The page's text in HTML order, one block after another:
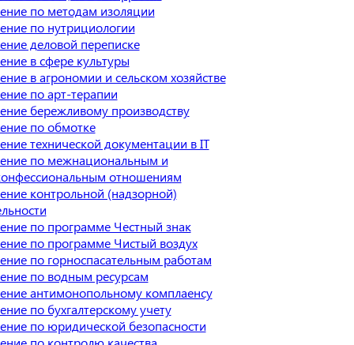
по методам изоляции
по нутрициологии
деловой переписке
в сфере культуры
в агрономии и сельском хозяйстве
по арт-терапии
бережливому производству
по обмотке
технической документации в IT
по межнациональным и
отношениям
контрольной (надзорной)
по программе Честный знак
по программе Чистый воздух
по горноспасательным работам
по водным ресурсам
антимонопольному комплаенсу
по бухгалтерскому учету
по юридической безопасности